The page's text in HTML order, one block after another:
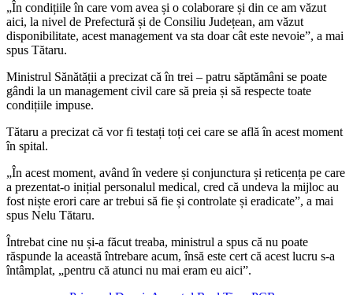
„În condițiile în care vom avea și o colaborare și din ce am văzut
aici, la nivel de Prefectură și de Consiliu Județean, am văzut
disponibilitate, acest management va sta doar cât este nevoie”, a mai
spus Tătaru.
Ministrul Sănătății a precizat că în trei – patru săptămâni se poate
gândi la un management civil care să preia și să respecte toate
condițiile impuse.
Tătaru a precizat că vor fi testați toți cei care se află în acest moment
în spital.
„În acest moment, având în vedere și conjunctura și reticența pe care
a prezentat-o inițial personalul medical, cred că undeva la mijloc au
fost niște erori care ar trebui să fie și controlate și eradicate”, a mai
spus Nelu Tătaru.
Întrebat cine nu și-a făcut treaba, ministrul a spus că nu poate
răspunde la această întrebare acum, însă este cert că acest lucru s-a
întâmplat, „pentru că atunci nu mai eram eu aici”.